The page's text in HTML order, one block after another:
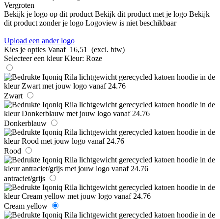
Vergroten
Bekijk je logo op dit product Bekijk dit product met je logo Bekijk
dit product zonder je logo Logoview is niet beschikbaar
Upload een ander logo
Kies je opties Vanaf 16,51
(excl. btw)
Selecteer een kleur Kleur: Roze
Zwart
Donkerblauw
Rood
antraciet/grijs
Cream yellow